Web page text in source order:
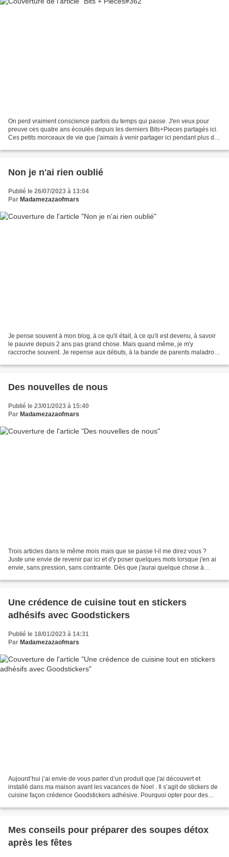
On perd vraiment conscience parfois du temps qui passe. J'en veux pour
preuve ces quatre ans écoulés depuis les derniers Bits+Pieces partagés ici.
Ces petits morceaux de vie que j'aimais à venir partager ici pendant plus de
Non je n'ai rien oublié
Publié le 26/07/2023 à 13:04
Par Madamezazaofmars
Je pense souvent à mon blog, à ce qu'il était, à ce qu'il est devenu, à savoir
le pauvre depuis 2 ans pas grand chose. Mais quand même, je m'y
raccroche souvent. Je repense aux débuts, à la bande de parents maladroits
Des nouvelles de nous
Publié le 23/01/2023 à 15:40
Par Madamezazaofmars
Trois articles dans le même mois mais que se passe t-il me direz vous ?
Juste une envie de revenir par ici et d'y poser quelques mots lorsque j'en ai
envie, sans pression, sans contrainte. Dès que j'aurai quelque chose à
Une crédence de cuisine tout en stickers
adhésifs avec Goodstickers
Publié le 18/01/2023 à 14:31
Par Madamezazaofmars
Aujourd’hui j’ai envie de vous parler d’un produit que j'ai découvert et
installé dans ma maison avant les vacances de Noel . Il s’agit de stickers de
cuisine façon crédence Goodstickers adhésive. Pourquoi opter pour des
Mes conseils pour préparer des soupes détox
après les fêtes